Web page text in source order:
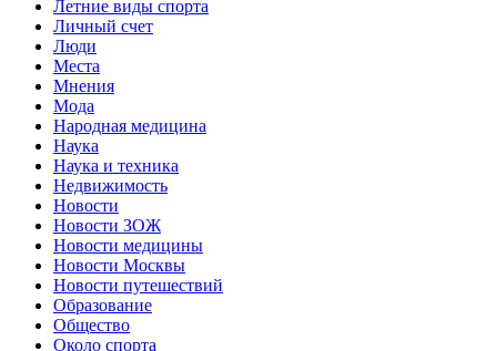
Летние виды спорта
Личный счет
Люди
Места
Мнения
Мода
Народная медицина
Наука
Наука и техника
Недвижимость
Новости
Новости ЗОЖ
Новости медицины
Новости Москвы
Новости путешествий
Образование
Общество
Около спорта